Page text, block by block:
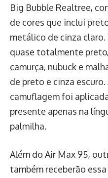
Big Bubble Realtree,
de cores que inclui
metálico de cinza
quase totalmente
camurça, nubuck e
de preto e cinza
camuflagem foi
presente apenas na
palmilha.
Além do Air Max 95,
também receberão